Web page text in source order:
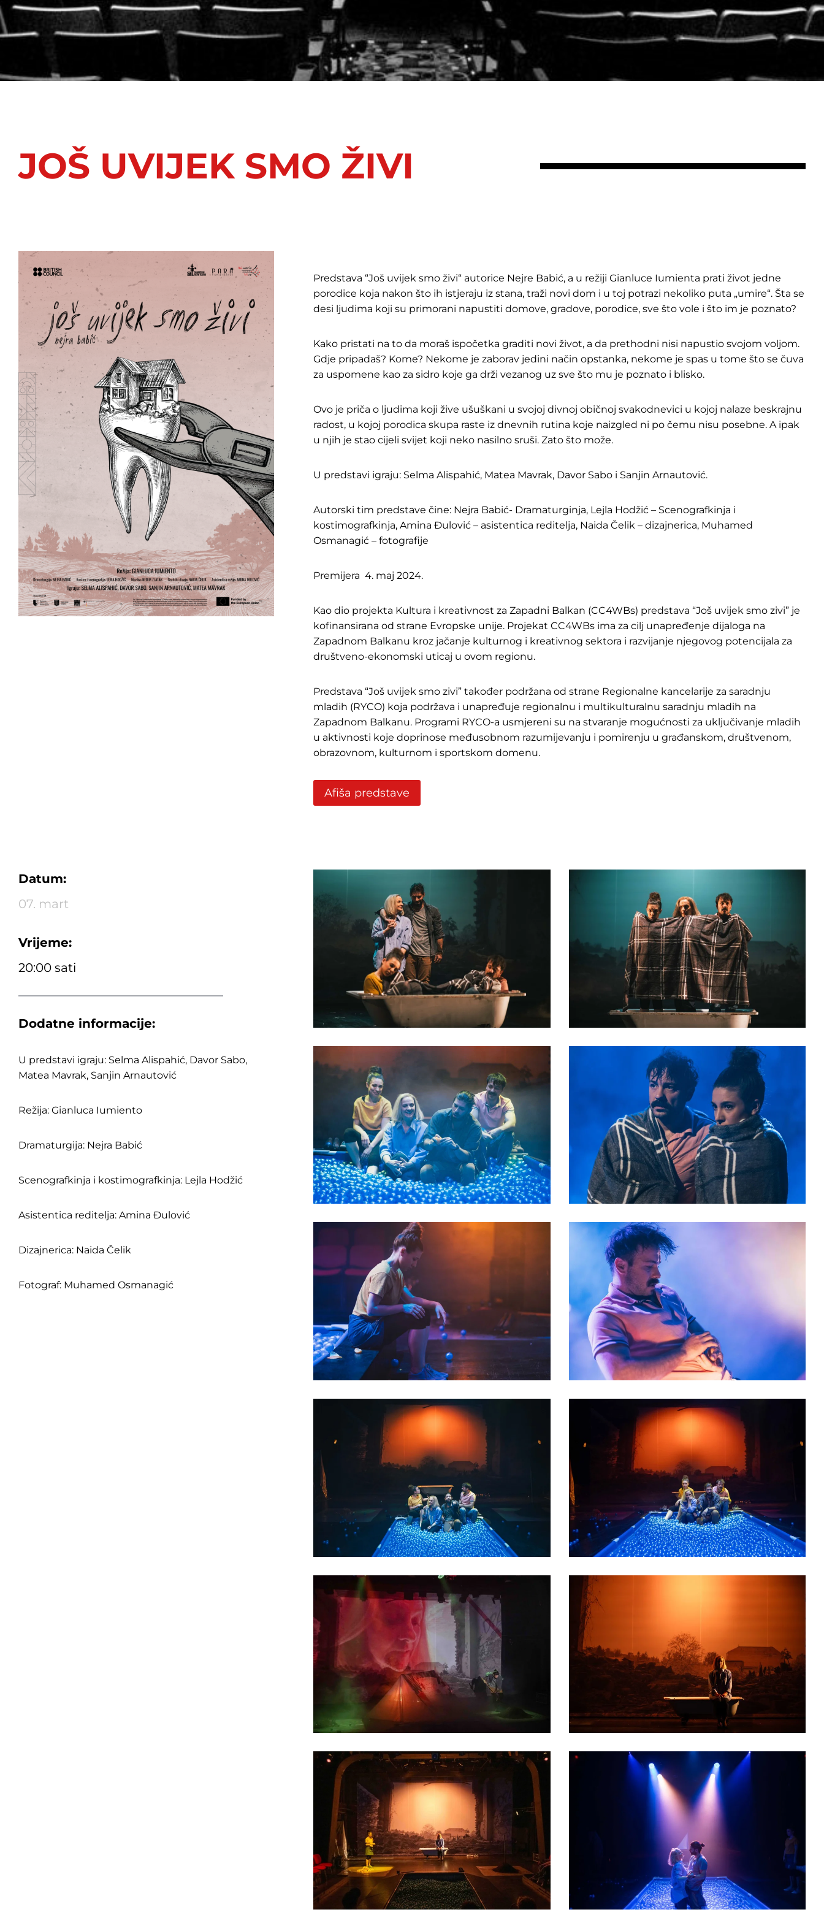
JOŠ UVIJEK SMO ŽIVI
Predstava “Još uvijek smo živi“ autorice Nejre Babić, a u režiji Gianluce Iumienta prati život jedne
porodice koja nakon što ih istjeraju iz stana, traži novi dom i u toj potrazi nekoliko puta „umire“. Šta se
desi ljudima koji su primorani napustiti domove, gradove, porodice, sve što vole i što im je poznato?
Kako pristati na to da moraš ispočetka graditi novi život, a da prethodni nisi napustio svojom voljom.
Gdje pripadaš? Kome? Nekome je zaborav jedini način opstanka, nekome je spas u tome što se čuva
za uspomene kao za sidro koje ga drži vezanog uz sve što mu je poznato i blisko.
Ovo je priča o ljudima koji žive ušuškani u svojoj divnoj običnoj svakodnevici u kojoj nalaze beskrajnu
radost, u kojoj porodica skupa raste iz dnevnih rutina koje naizgled ni po čemu nisu posebne. A ipak
u njih je stao cijeli svijet koji neko nasilno sruši. Zato što može.
U predstavi igraju: Selma Alispahić, Matea Mavrak, Davor Sabo i Sanjin Arnautović.
Autorski tim predstave čine: Nejra Babić- Dramaturginja, Lejla Hodžić – Scenografkinja i
kostimografkinja, Amina Đulović – asistentica reditelja, Naida Čelik – dizajnerica, Muhamed
Osmanagić – fotografije
Premijera 4. maj 2024.
Kao dio projekta Kultura i kreativnost za Zapadni Balkan (CC4WBs) predstava “Još uvijek smo zivi” je
kofinansirana od strane Evropske unije. Projekat CC4WBs ima za cilj unapređenje dijaloga na
Zapadnom Balkanu kroz jačanje kulturnog i kreativnog sektora i razvijanje njegovog potencijala za
društveno-ekonomski uticaj u ovom regionu.
Predstava “Još uvijek smo zivi” također podržana od strane Regionalne kancelarije za saradnju
mladih (RYCO) koja podržava i unapređuje regionalnu i multikulturalnu saradnju mladih na
Zapadnom Balkanu. Programi RYCO-a usmjereni su na stvaranje mogućnosti za uključivanje mladih
u aktivnosti koje doprinose međusobnom razumijevanju i pomirenju u građanskom, društvenom,
obrazovnom, kulturnom i sportskom domenu.
Afiša predstave
Datum:
07. mart
Vrijeme:
20:00 sati
Dodatne informacije:
U predstavi igraju: Selma Alispahić, Davor Sabo,
Matea Mavrak, Sanjin Arnautović
Režija: Gianluca Iumiento
Dramaturgija: Nejra Babić
Scenografkinja i kostimografkinja: Lejla Hodžić
Asistentica reditelja: Amina Đulović
Dizajnerica: Naida Čelik
Fotograf: Muhamed Osmanagić